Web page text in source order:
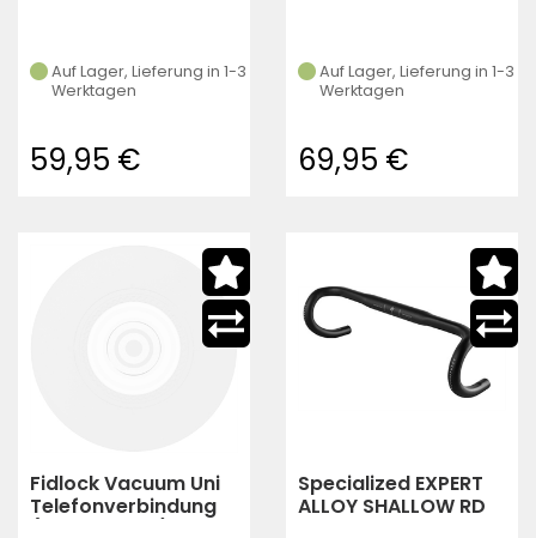
Auf Lager, Lieferung in 1-3
Werktagen
59,95 €
Auf Lager, Lieferung in 1-3
Werktagen
69,95 €
Fidlock Vacuum Uni
Telefonverbindung
Specialized EXPERT
ALLOY SHALLOW RD